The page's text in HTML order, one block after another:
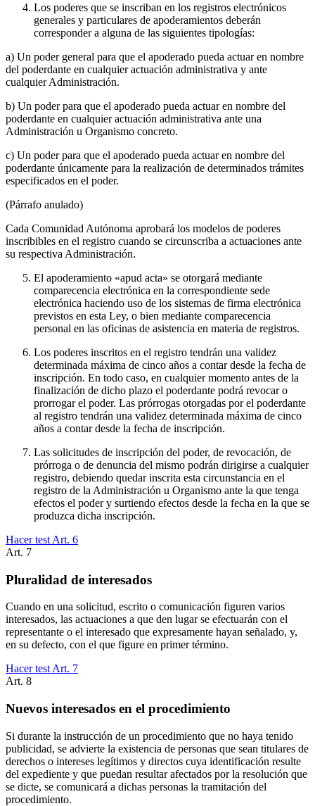
Los poderes que se inscriban en los registros electrónicos
generales y particulares de apoderamientos deberán
corresponder a alguna de las siguientes tipologías:
a) Un poder general para que el apoderado pueda actuar en nombre
del poderdante en cualquier actuación administrativa y ante
cualquier Administración.
b) Un poder para que el apoderado pueda actuar en nombre del
poderdante en cualquier actuación administrativa ante una
Administración u Organismo concreto.
c) Un poder para que el apoderado pueda actuar en nombre del
poderdante únicamente para la realización de determinados trámites
especificados en el poder.
(Párrafo anulado)
Cada Comunidad Autónoma aprobará los modelos de poderes
inscribibles en el registro cuando se circunscriba a actuaciones ante
su respectiva Administración.
El apoderamiento «apud acta» se otorgará mediante
comparecencia electrónica en la correspondiente sede
electrónica haciendo uso de los sistemas de firma electrónica
previstos en esta Ley, o bien mediante comparecencia
personal en las oficinas de asistencia en materia de registros.
Los poderes inscritos en el registro tendrán una validez
determinada máxima de cinco años a contar desde la fecha de
inscripción. En todo caso, en cualquier momento antes de la
finalización de dicho plazo el poderdante podrá revocar o
prorrogar el poder. Las prórrogas otorgadas por el poderdante
al registro tendrán una validez determinada máxima de cinco
años a contar desde la fecha de inscripción.
Las solicitudes de inscripción del poder, de revocación, de
prórroga o de denuncia del mismo podrán dirigirse a cualquier
registro, debiendo quedar inscrita esta circunstancia en el
registro de la Administración u Organismo ante la que tenga
efectos el poder y surtiendo efectos desde la fecha en la que se
produzca dicha inscripción.
Hacer test Art. 6
Art. 7
Pluralidad de interesados
Cuando en una solicitud, escrito o comunicación figuren varios
interesados, las actuaciones a que den lugar se efectuarán con el
representante o el interesado que expresamente hayan señalado, y,
en su defecto, con el que figure en primer término.
Hacer test Art. 7
Art. 8
Nuevos interesados en el procedimiento
Si durante la instrucción de un procedimiento que no haya tenido
publicidad, se advierte la existencia de personas que sean titulares de
derechos o intereses legítimos y directos cuya identificación resulte
del expediente y que puedan resultar afectados por la resolución que
se dicte, se comunicará a dichas personas la tramitación del
procedimiento.